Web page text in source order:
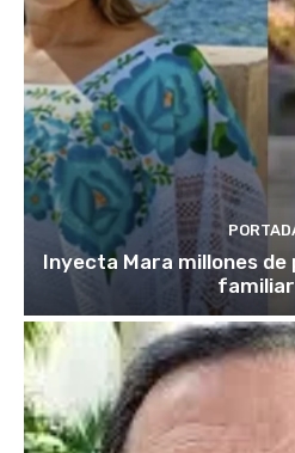
Inyecta Mara millones de